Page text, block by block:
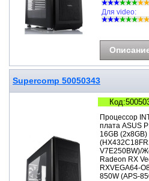
Для video:
Supercomp 50050343
Процессор
плата ASUS
16GB
V7E250BW)/
Radeon RX
RXVEGA64-
850W (APS-